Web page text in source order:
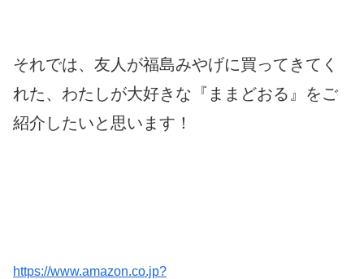
それでは、友人が福島みやげに買ってきてく
れた、わたしが大好きな『ままどおる』をご
紹介したいと思います！
https://www.amazon.co.jp?